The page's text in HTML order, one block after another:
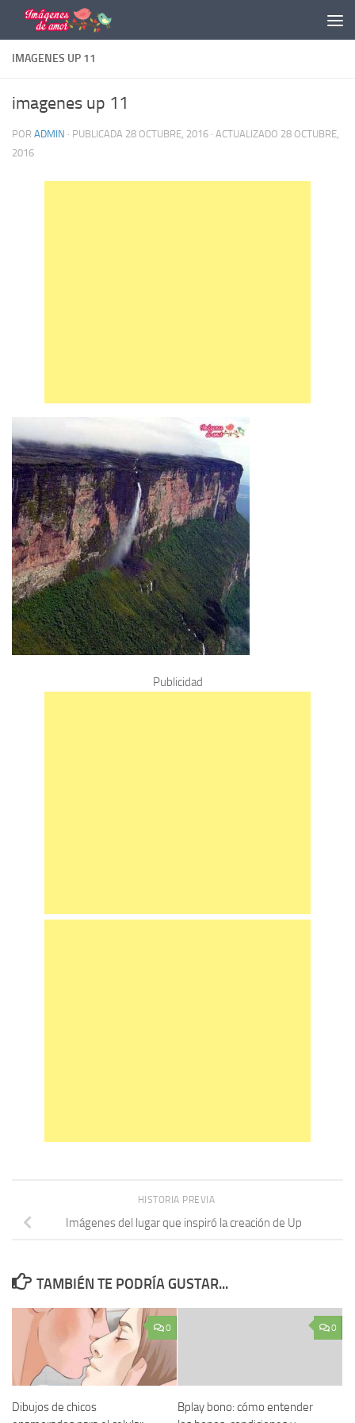
Saltar al contenido
IMAGENES UP 11
imagenes up 11
POR ADMIN · PUBLICADA 28 OCTUBRE, 2016 · ACTUALIZADO 28 OCTUBRE,
2016
Publicidad
HISTORIA PREVIA
Imágenes del lugar que inspiró la creación de Up
TAMBIÉN TE PODRÍA GUSTAR...
0
Dibujos de chicos
0
Bplay bono: cómo entender